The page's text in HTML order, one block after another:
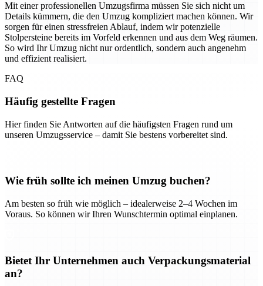
Mit einer professionellen Umzugsfirma müssen Sie sich nicht um
Details kümmern, die den Umzug kompliziert machen können. Wir
sorgen für einen stressfreien Ablauf, indem wir potenzielle
Stolpersteine bereits im Vorfeld erkennen und aus dem Weg räumen.
So wird Ihr Umzug nicht nur ordentlich, sondern auch angenehm
und effizient realisiert.
FAQ
Häufig gestellte Fragen
Hier finden Sie Antworten auf die häufigsten Fragen rund um
unseren Umzugsservice – damit Sie bestens vorbereitet sind.
Wie früh sollte ich meinen Umzug buchen?
Am besten so früh wie möglich – idealerweise 2–4 Wochen im
Voraus. So können wir Ihren Wunschtermin optimal einplanen.
Bietet Ihr Unternehmen auch Verpackungsmaterial
an?